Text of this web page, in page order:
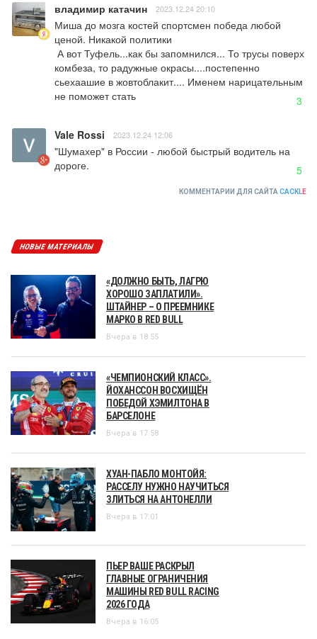
владимир катачин 2023.12.24 20:10
Миша до мозга костей спортсмен победа любой
ценой. Никакой политики
комбеза, то радужные окрасы....постепенно
сьехаашие в жовтоблакит.... Именем нарицательным
не поможет стать
3
Vale Rossi 2023.12.24 12:06
"Шумахер" в России - любой быстрый водитель на
дороге.
5
КОММЕНТАРИИ ДЛЯ САЙТА CACKLE
НОВЫЕ МАТЕРИАЛЫ
«ДОЛЖНО БЫТЬ, ЛАГРЮ
ХОРОШО ЗАПЛАТИЛИ».
ШТАЙНЕР – О ПРЕЕМНИКЕ
МАРКО В RED BULL
Вчера в 18:55
«ЧЕМПИОНСКИЙ КЛАСС».
ЙОХАНССОН ВОСХИЩЁН
ПОБЕДОЙ ХЭМИЛТОНА В
БАРСЕЛОНЕ
Вчера в 17:58
ХУАН-ПАБЛО МОНТОЙЯ:
РАССЕЛУ НУЖНО НАУЧИТЬСЯ
ЗЛИТЬСЯ НА АНТОНЕЛЛИ
Вчера в 17:01
ПЬЕР ВАШЕ РАСКРЫЛ
ГЛАВНЫЕ ОГРАНИЧЕНИЯ
МАШИНЫ RED BULL RACING
2026 ГОДА
Вчера в 16:05